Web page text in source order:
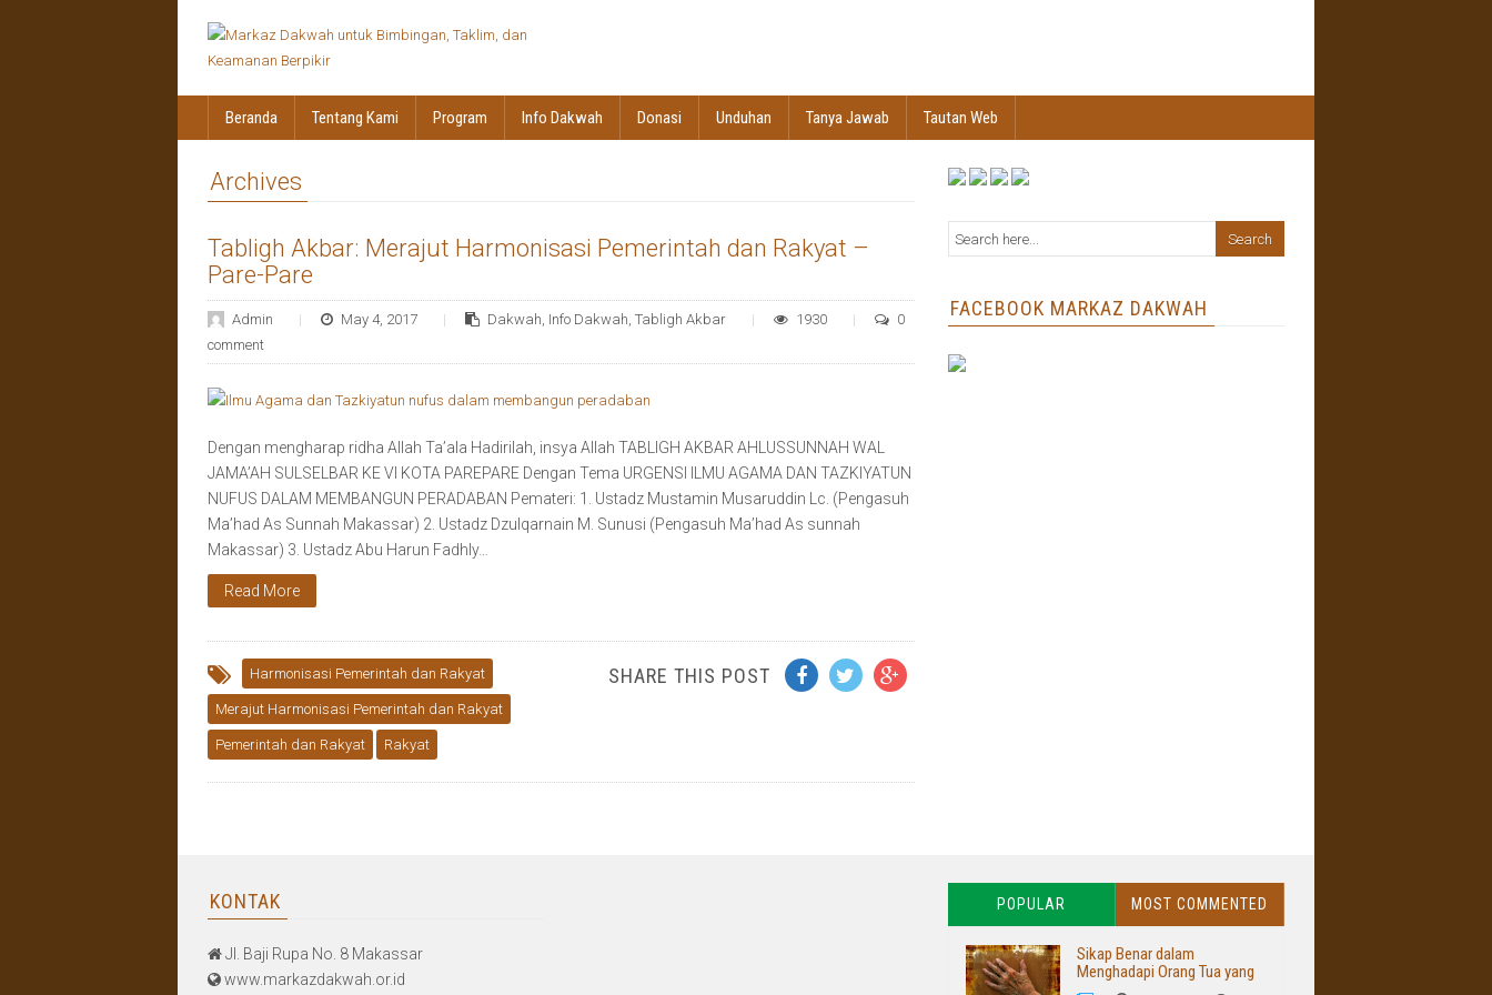
Beranda Tentang Kami Program Info Dakwah Donasi Unduhan Tanya Jawab Tautan Web
Archives
Tabligh Akbar: Merajut Harmonisasi Pemerintah dan Rakyat –
Pare-Pare
Admin May 4, 2017 Dakwah, Info Dakwah, Tabligh Akbar 1930
0
comment
Dengan mengharap ridha Allah Ta’ala Hadirilah, insya Allah TABLIGH AKBAR AHLUSSUNNAH WAL
JAMA’AH SULSELBAR KE VI KOTA PAREPARE Dengan Tema URGENSI ILMU AGAMA DAN TAZKIYATUN
NUFUS DALAM MEMBANGUN PERADABAN Pemateri: 1. Ustadz Mustamin Musaruddin Lc. (Pengasuh
Ma’had As Sunnah Makassar) 2. Ustadz Dzulqarnain M. Sunusi (Pengasuh Ma’had As sunnah
Makassar) 3. Ustadz Abu Harun Fadhly…
Read More
Harmonisasi Pemerintah dan Rakyat
Merajut Harmonisasi Pemerintah dan Rakyat
Pemerintah dan Rakyat Rakyat
SHARE THIS POST
FACEBOOK MARKAZ DAKWAH
KONTAK
Jl. Baji Rupa No. 8 Makassar
www.markazdakwah.or.id
POPULAR MOST COMMENTED
Sikap Benar dalam
Menghadapi Orang Tua yang
Buruk dan Kasar